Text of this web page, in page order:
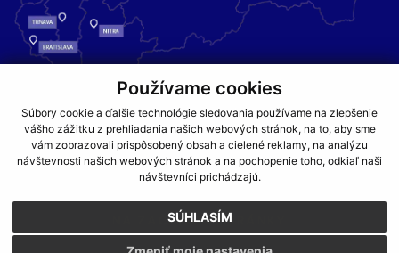
Používame cookies
Súbory cookie a ďalšie technológie sledovania používame na zlepšenie
vášho zážitku z prehliadania našich webových stránok, na to, aby sme
vám zobrazovali prispôsobený obsah a cielené reklamy, na analýzu
návštevnosti našich webových stránok a na pochopenie toho, odkiaľ naši
návštevníci prichádzajú.
SÚHLASÍM
Kúpele Pieniny – miesto, kde sa príroda stretáva s liečivou silou
vody a oddychom pre telo aj dušu.
GDPR COOKIES PARTNERI
JEDÁLNY LÍSTOK
CENNÍKY
NA ZAČIATOK STRÁNKY